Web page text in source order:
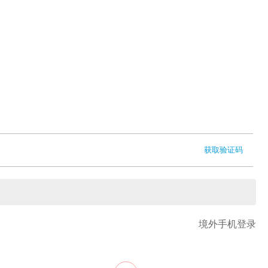
获取验证码
境外手机登录